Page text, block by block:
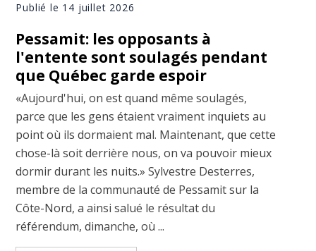
Publié le 14 juillet 2026
Pessamit: les opposants à
l'entente sont soulagés pendant
que Québec garde espoir
«Aujourd'hui, on est quand même soulagés,
parce que les gens étaient vraiment inquiets au
point où ils dormaient mal. Maintenant, que cette
chose-là soit derrière nous, on va pouvoir mieux
dormir durant les nuits.» Sylvestre Desterres,
membre de la communauté de Pessamit sur la
Côte-Nord, a ainsi salué le résultat du
référendum, dimanche, où ...